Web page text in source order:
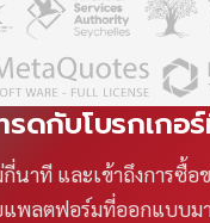
รดกับโบรกเก
าที และเข้าถึงการซื้อ
แพลตฟอร์มที่ออกแบบ